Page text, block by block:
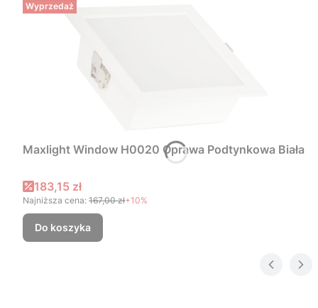
Wyprzedaż
Maxlight Window H0020 Oprawa Podtynkowa Biała
Cena promocyjna
183,15 zł
Najniższa cena: 167,00 zł+10%
Do koszyka